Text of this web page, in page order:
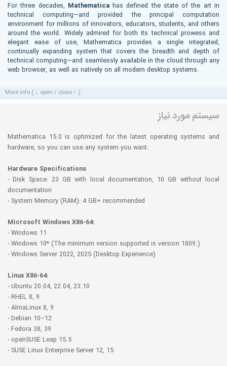
For three decades, Mathematicahas defined the state of the art in
technical computing—and provided the principal computation
environment for millions of innovators, educators, students, and others
around the world. Widely admired for both its technical prowess and
elegant ease of use, Mathematica provides a single integrated,
continually expanding system that covers the breadth and depth of
technical computing—and seamlessly available in the cloud through any
web browser, as well as natively on all modern desktop systems.
More info ( ↓ open / close ↑ )
سیستم مورد نیاز
Mathematica 15.0 is optimized for the latest operating systems and
hardware, so you can use any system you want.
Hardware Specifications
- Disk Space: 23 GB with local documentation, 10 GB without local
documentation
- System Memory (RAM): 4 GB+ recommended
Microsoft Windows X86-64:
- Windows 11
- Windows 10* (The minimum version supported is version 1809.)
- Windows Server 2022, 2025 (Desktop Experience)
Linux X86-64:
- Ubuntu 20.04, 22.04, 23.10
- RHEL 8, 9
- AlmaLinux 8, 9
- Debian 10–12
- Fedora 38, 39
- openSUSE Leap 15.5
- SUSE Linux Enterprise Server 12, 15